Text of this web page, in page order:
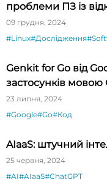
проблеми ПЗ із
09 грудня, 2024
#Linux#Дослідження
Genkit for Go від
застосунків мовою
23 липня, 2024
#Google#Go#Код
AIaaS: штучний
25 червня, 2024
#AI#AIaaS#ChatGPT